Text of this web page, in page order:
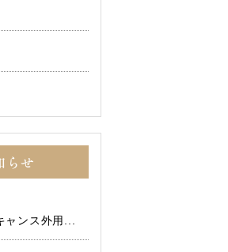
らせ
ンス外用...